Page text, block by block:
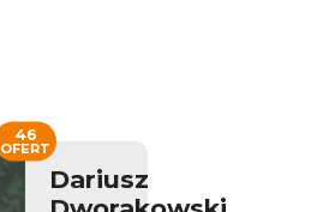
Dariusz
46
OFERT